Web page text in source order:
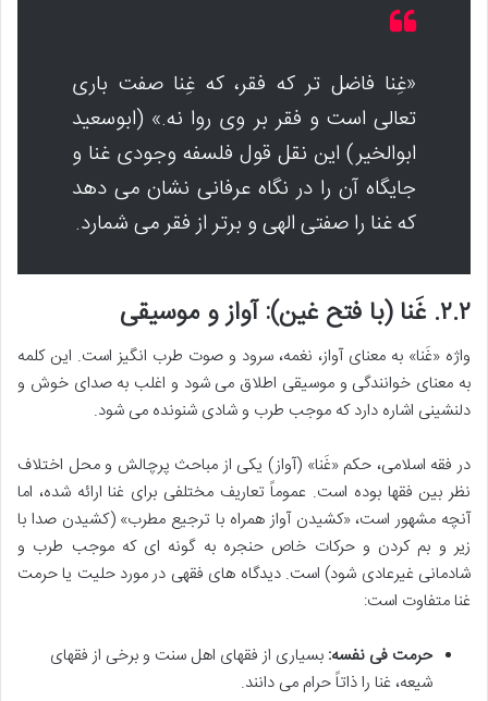
«غِنا فاضل تر که فقر، که غِنا صفت باری
تعالی است و فقر بر وی روا نه.» (ابوسعید
ابوالخیر) این نقل قول فلسفه وجودی غنا و
جایگاه آن را در نگاه عرفانی نشان می دهد
که غنا را صفتی الهی و برتر از فقر می شمارد.
۲.۲. غَنا (با فتح غین): آواز و موسیقی
واژه «غَنا» به معنای آواز، نغمه، سرود و صوت طرب انگیز است. این کلمه
به معنای خوانندگی و موسیقی اطلاق می شود و اغلب به صدای خوش و
دلنشینی اشاره دارد که موجب طرب و شادی شنونده می شود.
در فقه اسلامی، حکم «غَنا» (آواز) یکی از مباحث پرچالش و محل اختلاف
نظر بین فقها بوده است. عموماً تعاریف مختلفی برای غنا ارائه شده، اما
آنچه مشهور است، «کشیدن آواز همراه با ترجیع مطرب» (کشیدن صدا با
زیر و بم کردن و حرکات خاص حنجره به گونه ای که موجب طرب و
شادمانی غیرعادی شود) است. دیدگاه های فقهی در مورد حلیت یا حرمت
غنا متفاوت است:
حرمت فی نفسه: بسیاری از فقهای اهل سنت و برخی از فقهای
شیعه، غنا را ذاتاً حرام می دانند.